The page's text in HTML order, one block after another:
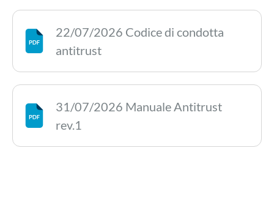
22/07/2026 Codice di condotta
antitrust
31/07/2026 Manuale Antitrust
rev.1